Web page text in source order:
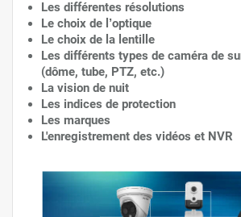
Les différentes résolutions
Le choix de l’optique
Le choix de la lentille
Les différents types de caméra de
(dôme, tube, PTZ, etc.)
La vision de nuit
Les indices de protection
Les marques
L'enregistrement des vidéos et NVR